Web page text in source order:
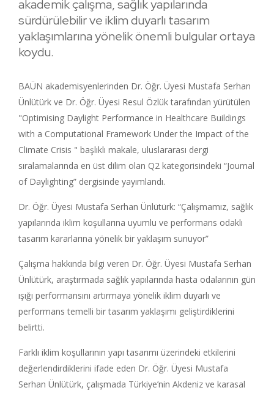
akademik çalışma, sağlık yapılarında
sürdürülebilir ve iklim duyarlı tasarım
yaklaşımlarına yönelik önemli bulgular ortaya
koydu.
BAÜN akademisyenlerinden Dr. Öğr. Üyesi Mustafa Serhan
Ünlütürk ve Dr. Öğr. Üyesi Resul Özlük tarafından yürütülen
"Optimising Daylight Performance in Healthcare Buildings
with a Computational Framework Under the Impact of the
Climate Crisis " başlıklı makale, uluslararası dergi
sıralamalarında en üst dilim olan Q2 kategorisindeki “Joumal
of Daylighting” dergisinde yayımlandı.
Dr. Öğr. Üyesi Mustafa Serhan Ünlütürk: “Çalışmamız, sağlık
yapılarında iklim koşullarına uyumlu ve performans odaklı
tasarım kararlarına yönelik bir yaklaşım sunuyor”
Çalışma hakkında bilgi veren Dr. Öğr. Üyesi Mustafa Serhan
Ünlütürk, araştırmada sağlık yapılarında hasta odalarının gün
ışığı performansını artırmaya yönelik iklim duyarlı ve
performans temelli bir tasarım yaklaşımı geliştirdiklerini
belirtti.
Farklı iklim koşullarının yapı tasarımı üzerindeki etkilerini
değerlendirdiklerini ifade eden Dr. Öğr. Üyesi Mustafa
Serhan Ünlütürk, çalışmada Türkiye’nin Akdeniz ve karasal